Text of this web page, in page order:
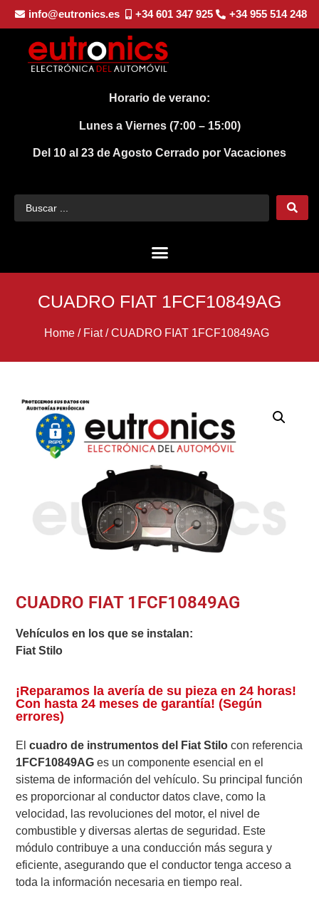
info@eutronics.es +34 601 347 925 +34 955 514 248
Horario de verano:
Lunes a Viernes (7:00 – 15:00)
Del 10 al 23 de Agosto Cerrado por Vacaciones
CUADRO FIAT 1FCF10849AG
Home/ Fiat/CUADRO FIAT 1FCF10849AG
CUADRO FIAT 1FCF10849AG
Vehículos en los que se instalan:
Fiat Stilo
¡Reparamos la avería de su pieza en 24 horas!
Con hasta 24 meses de garantía! (Según
errores)
Elcuadro de instrumentos del Fiat Stilo con referencia
1FCF10849AG es un componente esencial en el
sistema de información del vehículo. Su principal función
es proporcionar al conductor datos clave, como la
velocidad, las revoluciones del motor, el nivel de
combustible y diversas alertas de seguridad. Este
módulo contribuye a una conducción más segura y
eficiente, asegurando que el conductor tenga acceso a
toda la información necesaria en tiempo real.